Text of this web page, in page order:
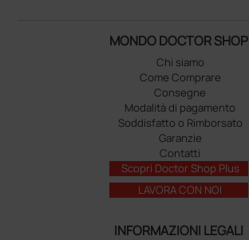
MONDO DOCTOR SHOP
Chi siamo
Come Comprare
Consegne
Modalità di pagamento
Soddisfatto o Rimborsato
Garanzie
Contatti
Scopri Doctor Shop Plus
LAVORA CON NOI
INFORMAZIONI LEGALI